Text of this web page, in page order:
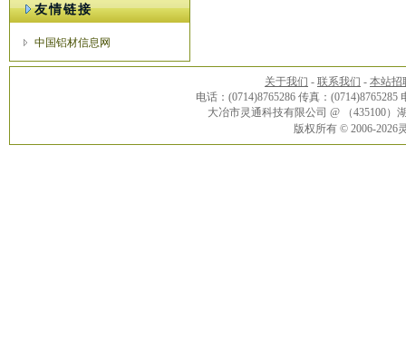
友情链接
中国铝材信息网
关于我们 - 联系我们 - 本站招
电话：(0714)8765286 传真：(0714)8765285
大冶市灵通科技有限公司 @ （435100
版权所有 © 2006-2026